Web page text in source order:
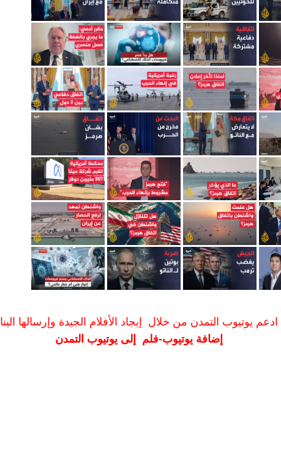
ادعم يوتيوب التمدن من خلال إيجاد الأفلام الجيدة وإرسالها الينا
إضافة يوتيوب-فلم إلى يوتيوب التمدن